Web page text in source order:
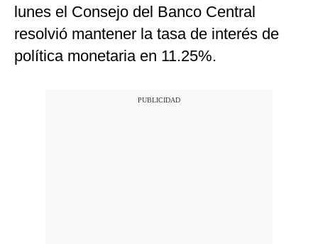
lunes el Consejo del Banco Central
resolvió mantener la tasa de interés de
política monetaria en 11.25%.